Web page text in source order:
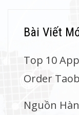
Bài Viết
Top 10
Order
Nguồn